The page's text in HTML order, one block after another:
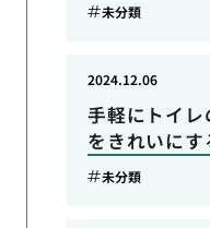
未分類
手軽にトイ
をきれいにす
2024.12.06
未分類